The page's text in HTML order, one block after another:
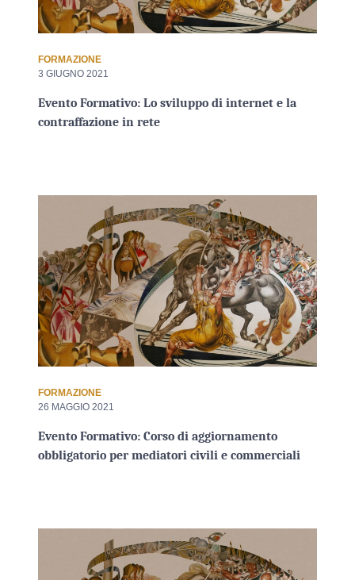
FORMAZIONE
3 GIUGNO 2021
Evento Formativo: Lo sviluppo di internet e la
contraffazione in rete
FORMAZIONE
26 MAGGIO 2021
Evento Formativo: Corso di aggiornamento
obbligatorio per mediatori civili e commerciali